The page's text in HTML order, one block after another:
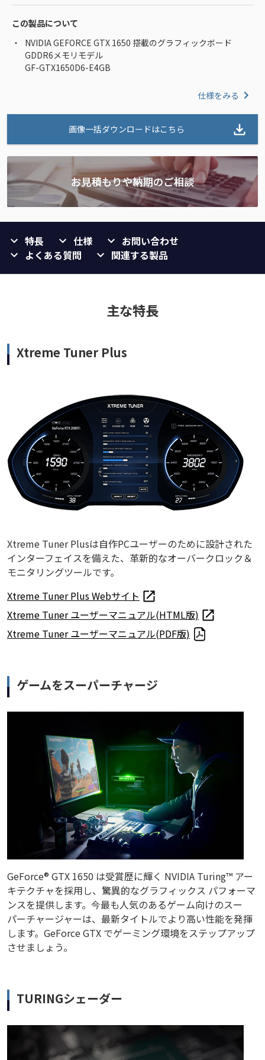
この製品について
NVIDIA GEFORCE GTX 1650 搭載のグラフィックボード
GDDR6メモリモデル
GF-GTX1650D6-E4GB
仕様をみる
画像一括ダウンロードはこちら
特長 仕様
お問い合わせ
よくある質問
関連する製品
主な特長
Xtreme Tuner Plus
Xtreme Tuner Plusは自作PCユーザーのために設計された
インターフェイスを備えた、革新的なオーバークロック＆
モニタリングツールです。
Xtreme Tuner Plus Webサイト
Xtreme Tuner ユーザーマニュアル(HTML版)
Xtreme Tuner ユーザーマニュアル(PDF版)
ゲームをスーパーチャージ
GeForce® GTX 1650 は受賞歴に輝く NVIDIA Turing™ アー
キテクチャを採用し、驚異的なグラフィックス パフォーマ
ンスを提供します。今最も人気のあるゲーム向けのスー
パーチャージャーは、最新タイトルでより高い性能を発揮
します。GeForce GTX でゲーミング環境をステップアップ
させましょう。
TURINGシェーダー